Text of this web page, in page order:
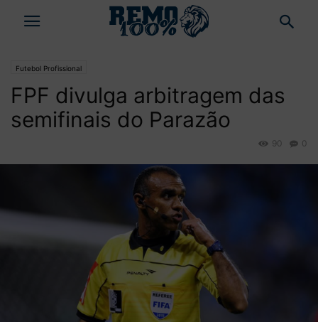
Futebol Profissional
FPF divulga arbitragem das
semifinais do Parazão
0
90